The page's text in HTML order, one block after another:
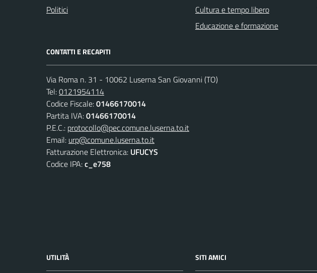
Politici
Cultura e tempo libero
Educazione e formazione
CONTATTI E RECAPITI
Via Roma n. 31 - 10062 Luserna San Giovanni (TO)
Tel:0121954114
Codice Fiscale:01466170014
Partita IVA:01466170014
P.E.C.: protocollo@pec.comune.luserna.to.it
Email: urp@comune.luserna.to.it
Fatturazione Elettronica: UFUCYS
Codice IPA:c_e758
UTILITÀ SITI AMICI